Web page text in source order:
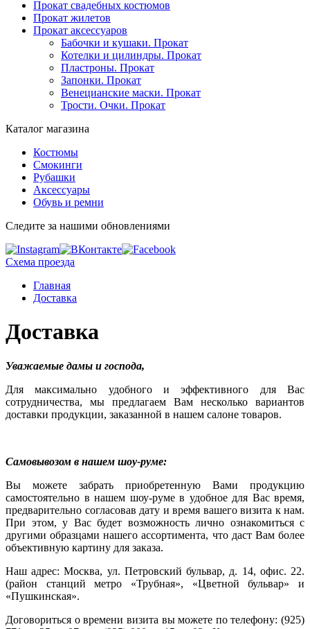
Прокат свадебных костюмов
Прокат жилетов
Прокат аксессуаров
Бабочки и кушаки. Прокат
Котелки и цилиндры. Прокат
Пластроны. Прокат
Запонки. Прокат
Венецианские маски. Прокат
Трости. Очки. Прокат
Каталог магазина
Костюмы
Смокинги
Рубашки
Аксессуары
Обувь и ремни
Следите за нашими обновлениями
Схема проезда
Главная
Доставка
Доставка
Уважаемые дамы и господа,
Для максимально удобного и эффективного для Вас
сотрудничества, мы предлагаем Вам несколько вариантов
доставки продукции, заказанной в нашем салоне товаров.
Самовывозом в нашем шоу-руме:
Вы можете забрать приобретенную Вами продукцию
самостоятельно в нашем шоу-руме в удобное для Вас время,
предварительно согласовав дату и время вашего визита к нам.
При этом, у Вас будет возможность лично ознакомиться с
другими образцами нашего ассортимента, что даст Вам более
объективную картину для заказа.
Наш адрес: Москва, ул. Петровский бульвар, д. 14, офис. 22.
(район станций метро «Трубная», «Цветной бульвар» и
«Пушкинская».
Договориться о времени визита вы можете по телефону: (925)